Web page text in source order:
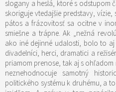
slogany a heslá, ktoré s odstupom času, keď ochladnú emócie a život
skoriguje vtedajšie predstavy,
pátos a frázovitosť sa ocitne v inom svetle, môže sa
smiešne a trápne. Ak „nežná
ako iné dejinné udalosti, bolo to aj preto, že aktérmi
divadelníci, herci, dramatici a
priamom prenose, tak aj s
neznehodnocuje samotný historický
politického systému k druhému, a